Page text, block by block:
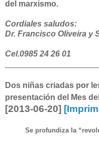
del marxismo.
Cordiales saludos:
Dr. Francisco
Cel.0985 24 26 01
Dos niñas criadas por
presentación del Mes
[2013-06-20]
Se profundiza la